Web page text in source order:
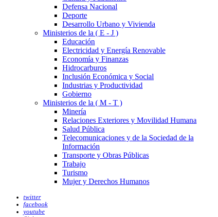
Defensa Nacional
Deporte
Desarrollo Urbano y Vivienda
Ministerios de la ( E - J )
Educación
Electricidad y Energía Renovable
Economía y Finanzas
Hidrocarburos
Inclusión Económica y Social
Industrias y Productividad
Gobierno
Ministerios de la ( M - T )
Minería
Relaciones Exteriores y Movilidad Humana
Salud Pública
Telecomunicaciones y de la Sociedad de la
Información
Transporte y Obras Públicas
Trabajo
Turismo
Mujer y Derechos Humanos
twitter
facebook
youtube